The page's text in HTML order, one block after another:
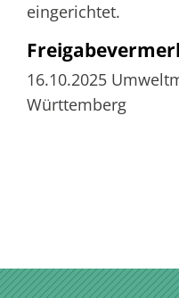
eingerichtet.
16.10.2025
Württemberg